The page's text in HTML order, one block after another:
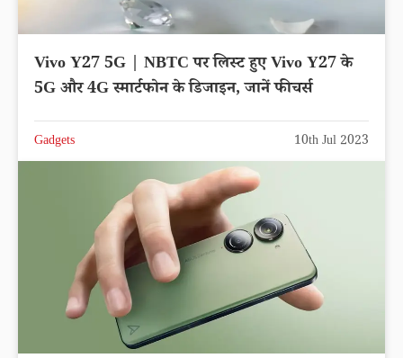
Vivo Y27 5G | NBTC पर लिस्ट हुए Vivo Y27 के
5G और 4G स्मार्टफोन के डिजाइन, जानें फीचर्स
Gadgets 10th Jul 2023